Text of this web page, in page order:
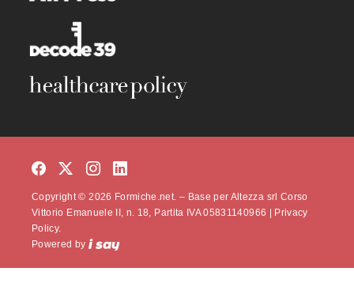
Copyright © 2026 Formiche.net. – Base per Altezza srl Corso
Vittorio Emanuele II, n. 18, Partita IVA 05831140966 | Privacy
Policy.
Powered by